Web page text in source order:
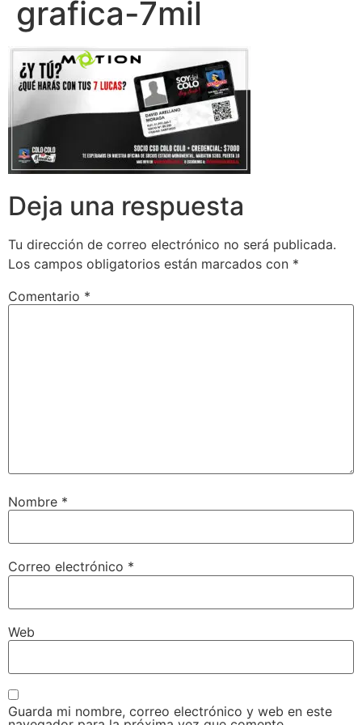
grafica-7mil
Deja una respuesta
Tu dirección de correo electrónico no será publicada.
Los campos obligatorios están marcados con *
Comentario *
Nombre *
Correo electrónico *
Web
Guarda mi nombre, correo electrónico y web en este